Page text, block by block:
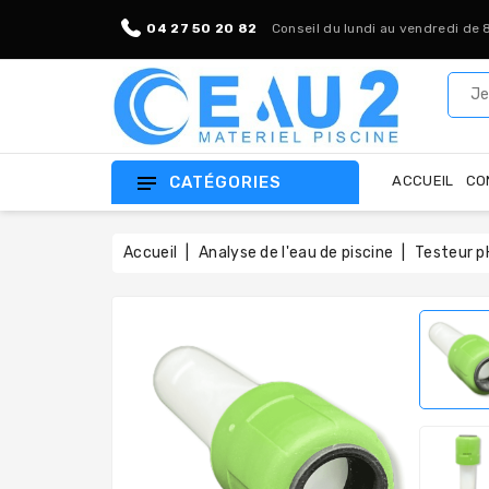
04 27 50 20 82 Conseil du lundi au vendredi de
CATÉGORIES ACCUEIL
Accueil Analyse de l'eau de piscine Testeur